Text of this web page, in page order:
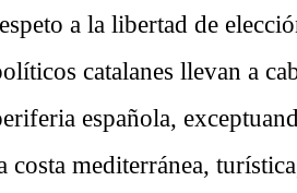
a la libertad de
catalanes llevan a
española,
costa mediterránea,